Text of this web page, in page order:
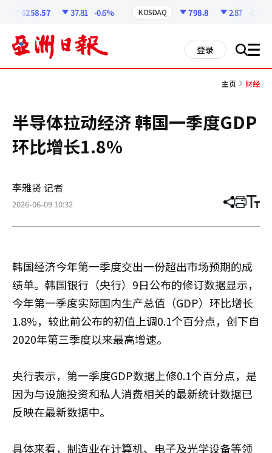
6258.57 37.81 -0.6% KOSDAQ 798.8 2.87 -0.36%
登录 搜 all
主页 财经
半导体拉动经济 韩国一季度GDP
环比增长1.8%
李雅贤 记者
2026-06-09 10:32 分
章
打 调
小
韩国经济今年第一季度交出一份超出市场预期的成
绩单。韩国银行（央行）9日公布的修订数据显示，
今年第一季度实际国内生产总值（GDP）环比增长
1.8%，较此前公布的初值上调0.1个百分点，创下自
2020年第三季度以来最高增速。
央行表示，第一季度GDP数据上修0.1个百分点，是
因为与设施投资和私人消费相关的最新统计数据已
反映在最新数据中。
具体来看，制造业在计算机、电子及光学设备等领